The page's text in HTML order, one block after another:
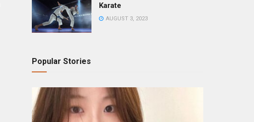
Karate
AUGUST 3, 2023
Popular Stories